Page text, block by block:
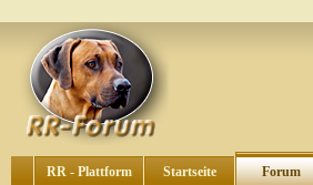
RR - Plattform Startseite Forum